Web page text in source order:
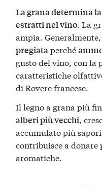
La grana determina
estratti nel vino. La
ampia.
pregiataperché
gusto del vino, con la
caratteristiche
di Rovere francese.
Il legno a grana più
alberi più vecchi,
accumulato più
contribuisce a
aromatiche.